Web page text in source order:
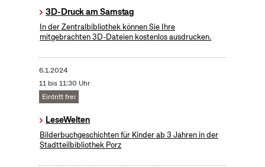
3D-Druck am Samstag
In der Zentralbibliothek können Sie Ihre
mitgebrachten 3D-Dateien kostenlos ausdrucken.
6.1.2024
11 bis 11:30 Uhr
Eintritt frei
LeseWelten
Bilderbuchgeschichten für Kinder ab 3 Jahren in der
Stadtteilbibliothek Porz